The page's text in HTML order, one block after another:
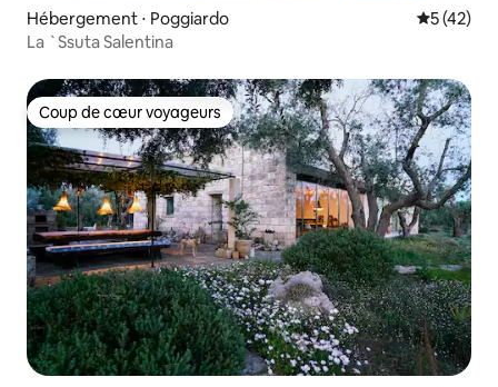
Hébergement ⋅ Poggiardo
5 (42)
La `Ssuta Salentina
Coup de cœur voyageurs
Coup de cœur voyageurs